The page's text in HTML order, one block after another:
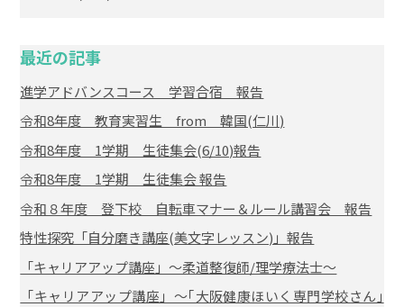
最近の記事
進学アドバンスコース 学習合宿 報告
令和8年度 教育実習生 from 韓国(仁川)
令和8年度 1学期 生徒集会(6/10)報告
令和8年度 1学期 生徒集会 報告
令和８年度 登下校 自転車マナー＆ルール講習会 報告
特性探究「自分磨き講座(美文字レッスン)」報告
「キャリアアップ講座」～柔道整復師/理学療法士～
「キャリアアップ講座」～｢大阪健康ほいく専門学校さん｣